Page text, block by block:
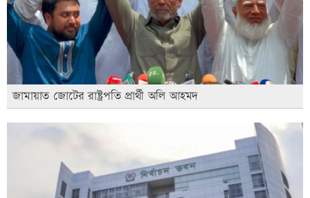
জামায়াত জোটের রাষ্ট্রপতি প্রার্থী অলি আহমদ